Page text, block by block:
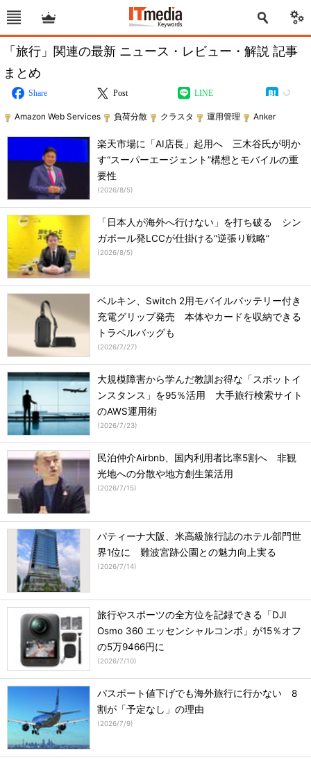
「旅行」関連の最新 ニュース・レビュー・解説 記事
まとめ
Share Post LINE
Amazon Web Services 負荷分散 クラスタ 運用管理 Anker
楽天市場に「AI店長」起用へ 三木谷氏が明か
す“スーパーエージェント”構想とモバイルの重
要性
(2026/8/5)
「日本人が海外へ行けない」を打ち破る シン
ガポール発LCCが仕掛ける“逆張り戦略”
(2026/8/5)
ベルキン、Switch 2用モバイルバッテリー付き
充電グリップ発売 本体やカードを収納できる
トラベルバッグも
(2026/7/27)
大規模障害から学んだ教訓お得な「スポットイ
ンスタンス」を95％活用 大手旅行検索サイト
のAWS運用術
(2026/7/23)
民泊仲介Airbnb、国内利用者比率5割へ 非観
光地への分散や地方創生策活用
(2026/7/15)
パティーナ大阪、米高級旅行誌のホテル部門世
界1位に 難波宮跡公園との魅力向上実る
(2026/7/14)
旅行やスポーツの全方位を記録できる「DJI
Osmo 360 エッセンシャルコンボ」が15％オフ
の5万9466円に
(2026/7/10)
パスポート値下げでも海外旅行に行かない 8
割が「予定なし」の理由
(2026/7/9)